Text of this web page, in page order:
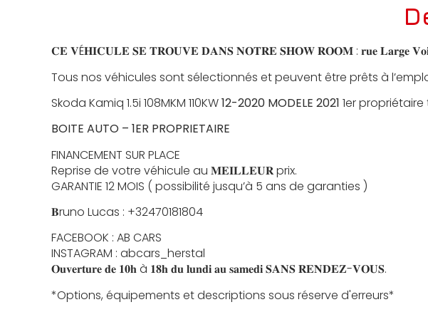
𝐂𝐄 𝐕É𝐇𝐈𝐂𝐔𝐋𝐄 𝐒𝐄 𝐓𝐑𝐎𝐔𝐕𝐄 𝐃𝐀𝐍𝐒 𝐍𝐎𝐓𝐑𝐄 𝐒𝐇𝐎𝐖 𝐑𝐎𝐎𝐌 : 𝐫𝐮𝐞 𝐋𝐚𝐫𝐠𝐞
Tous nos véhicules sont sélectionnés et peuvent être prêts à
Skoda Kamiq 1.5i 108MKM 110KW12-2020 MODELE 2021 1er
BOITE AUTO – 1ER PROPRIETAIRE
FINANCEMENT SUR PLACE
Reprise de votre véhicule au 𝐌𝐄𝐈𝐋𝐋𝐄𝐔𝐑 prix.
GARANTIE 12 MOIS ( possibilité jusqu’à 5 ans de garanties )
𝐁runo Lucas : +32470181804
FACEBOOK : AB CARS
INSTAGRAM : abcars_herstal
𝐎𝐮𝐯𝐞𝐫𝐭𝐮𝐫𝐞 𝐝𝐞 𝟏𝟎𝐡 à 𝟏𝟖𝐡 𝐝𝐮 𝐥𝐮𝐧𝐝𝐢 𝐚𝐮 𝐬𝐚𝐦𝐞𝐝𝐢 𝐒𝐀𝐍𝐒 𝐑𝐄𝐍𝐃𝐄𝐙-𝐕𝐎𝐔𝐒.
*Options, équipements et descriptions sous réserve d'erreurs*